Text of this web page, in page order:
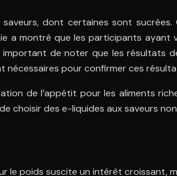
dont certaines sont
a montré que les participants
de noter que les
nécessaires pour confirmer ces
de l’appétit pour les aliments
choisir des e-liquides aux saveurs
le poids suscite un intérêt